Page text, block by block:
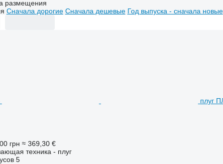
размещения
Сначала дорогие Сначала дешевые Год выпуска - сначала новые
плуг
грн ≈ 369,30 €
техника - плуг
5